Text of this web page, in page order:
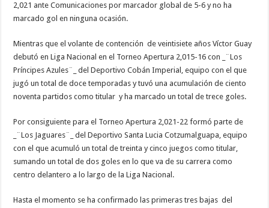
2,021 ante Comunicaciones por marcador global de 5-6 y no ha
marcado gol en ninguna ocasión.
Mientras que el volante de contención de veintisiete años Víctor Guay
debutó en Liga Nacional en el Torneo Apertura 2,015-16 con _¨Los
Príncipes Azules¨_ del Deportivo Cobán Imperial, equipo con el que
jugó un total de doce temporadas y tuvó una acumulación de ciento
noventa partidos como titular y ha marcado un total de trece goles.
Por consiguiente para el Torneo Apertura 2,021-22 formó parte de
_¨Los Jaguares¨_ del Deportivo Santa Lucia Cotzumalguapa, equipo
con el que acumuló un total de treinta y cinco juegos como titular,
sumando un total de dos goles en lo que va de su carrera como
centro delantero a lo largo de la Liga Nacional.
Hasta el momento se ha confirmado las primeras tres bajas del